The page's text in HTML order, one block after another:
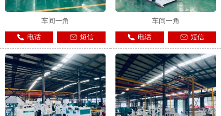
车间一角
电话 短信
车间一角
电话 短信